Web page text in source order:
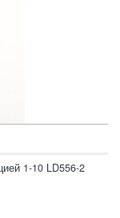
1-10 LD556-2